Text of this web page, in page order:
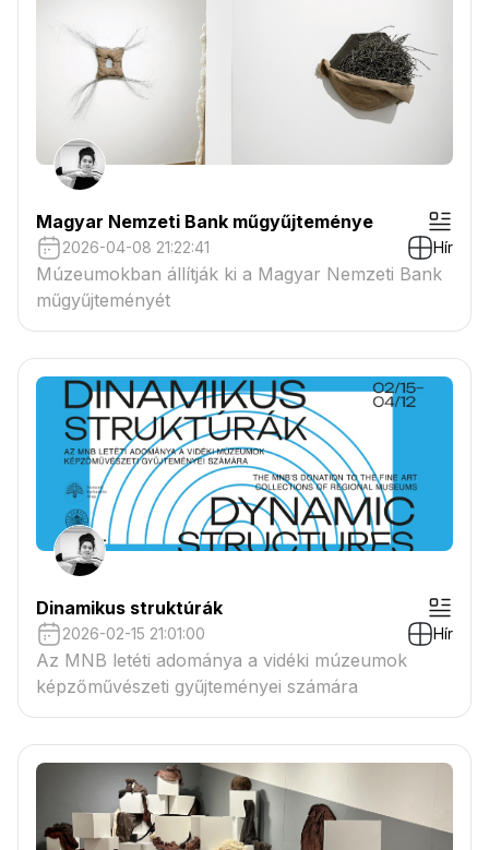
Magyar Nemzeti Bank műgyűjteménye
2026-04-08 21:22:41 Hír
Múzeumokban állítják ki a Magyar Nemzeti Bank
műgyűjteményét
Dinamikus struktúrák
2026-02-15 21:01:00 Hír
Az MNB letéti adománya a vidéki múzeumok
képzőművészeti gyűjteményei számára